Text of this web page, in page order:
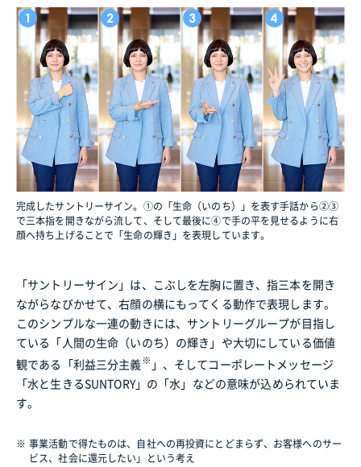
完成したサントリーサイン。①の「生命（いのち）」を表す手話から②③
で三本指を開きながら流して、そして最後に④で手の平を見せるように右
顔へ持ち上げることで「生命の輝き」を表現しています。
「サントリーサイン」は、こぶしを左胸に置き、指三本を開き
ながらなびかせて、右顔の横にもってくる動作で表現します。
このシンプルな一連の動きには、サントリーグループが目指し
ている「人間の生命（いのち）の輝き」や大切にしている価値
観である「利益三分主義※ 」、そしてコーポレートメッセージ
「水と生きるSUNTORY」の「水」などの意味が込められていま
す。
※ 事業活動で得たものは、自社への再投資にとどまらず、お客様へのサー
ビス、社会に還元したい」という考え